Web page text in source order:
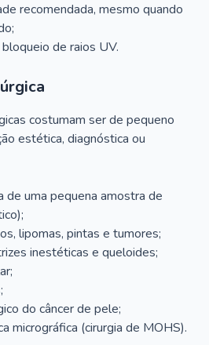
recomendada, mesmo quando
de raios UV.
costumam ser de pequeno
estética, diagnóstica ou
de uma pequena amostra de
lipomas, pintas e tumores;
inestéticas e queloides;
do câncer de pele;
micrográfica (cirurgia de MOHS).